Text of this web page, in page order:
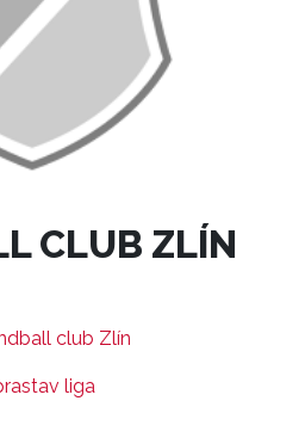
CLUB ZLÍN
club Zlín
liga